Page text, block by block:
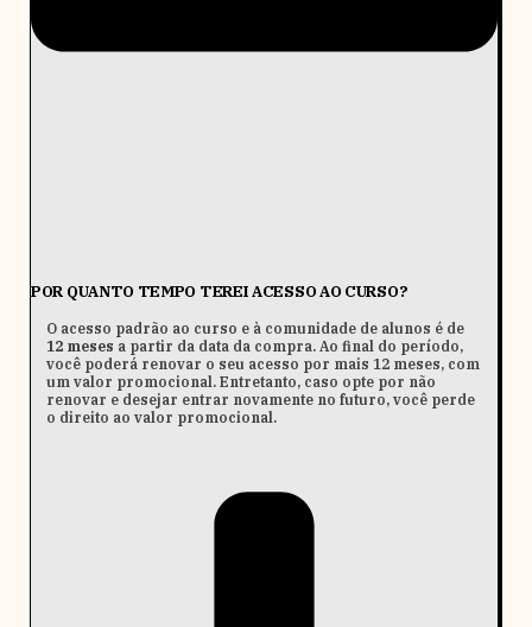
POR QUANTO TEMPO TEREI ACESSO AO CURSO?
O acesso padrão ao curso e à comunidade de alunos é de
12 meses a partir da data da compra. Ao final do período,
você poderá renovar o seu acesso por mais 12 meses, com
um valor promocional. Entretanto, caso opte por não
renovar e desejar entrar novamente no futuro, você perde
o direito ao valor promocional.